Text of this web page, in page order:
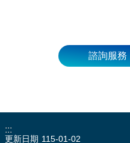
諮詢服務
:::
更新日期 115-01-02